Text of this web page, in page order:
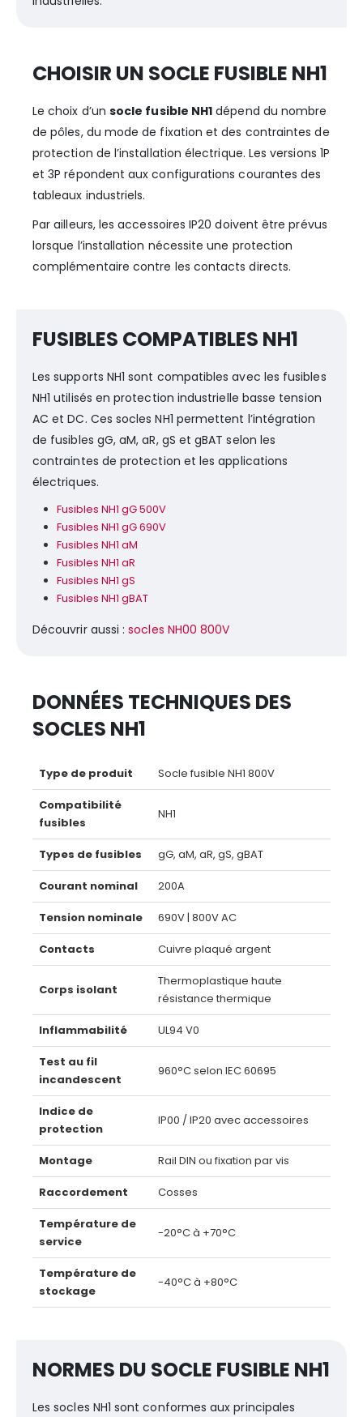
CHOISIR UN SOCLE FUSIBLE NH1
Le choix d’un socle fusible NH1 dépend du nombre
de pôles, du mode de fixation et des contraintes de
protection de l’installation électrique. Les versions 1P
et 3P répondent aux configurations courantes des
tableaux industriels.
Par ailleurs, les accessoires IP20 doivent être prévus
lorsque l’installation nécessite une protection
complémentaire contre les contacts directs.
FUSIBLES COMPATIBLES NH1
Les supports NH1 sont compatibles avec les fusibles
NH1 utilisés en protection industrielle basse tension
AC et DC. Ces socles NH1 permettent l’intégration
de fusibles gG, aM, aR, gS et gBAT selon les
contraintes de protection et les applications
électriques.
Fusibles NH1 gG 500V
Fusibles NH1 gG 690V
Fusibles NH1 aM
Fusibles NH1 aR
Fusibles NH1 gS
Fusibles NH1 gBAT
Découvrir aussi :socles NH00 800V
DONNÉES TECHNIQUES DES
SOCLES NH1
Type de produit Socle fusible NH1 800V
Compatibilité
fusibles
NH1
Types de fusibles gG, aM, aR, gS, gBAT
Courant nominal 200A
Tension nominale 690V | 800V AC
Contacts Cuivre plaqué argent
Corps isolant
Thermoplastique haute
résistance thermique
Inflammabilité UL94 V0
Test au fil
incandescent
960°C selon IEC 60695
Indice de
protection
IP00 / IP20 avec accessoires
Montage Rail DIN ou fixation par vis
Raccordement Cosses
Température de
service
-20°C à +70°C
Température de
stockage
-40°C à +80°C
NORMES DU SOCLE FUSIBLE NH1
Les socles NH1 sont conformes aux principales